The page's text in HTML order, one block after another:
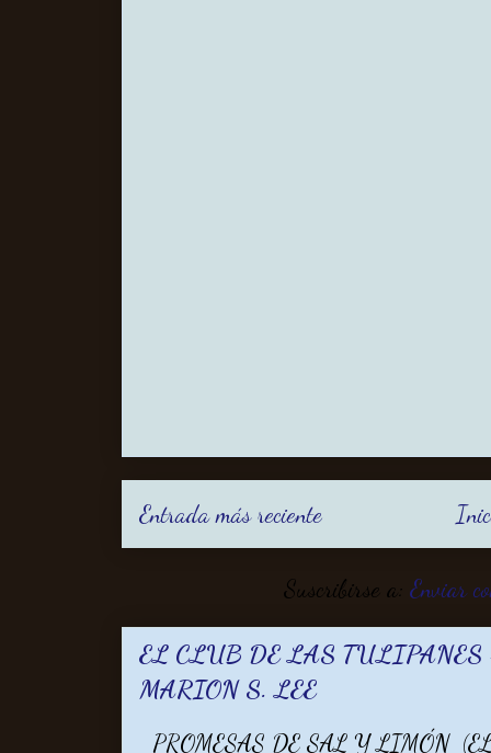
Entrada más reciente
Suscribirse a:Enviar
EL CLUB DE LAS
MARION S. LEE
PROMESAS DE SAL Y LIMÓN